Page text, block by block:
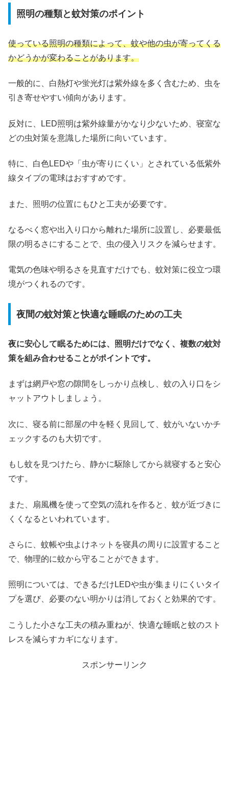
照明の種類と蚊対策のポイント
使っている照明の種類によって、蚊や他の虫が寄ってくる
かどうかが変わることがあります。
一般的に、白熱灯や蛍光灯は紫外線を多く含むため、虫を
引き寄せやすい傾向があります。
反対に、LED照明は紫外線量がかなり少ないため、寝室な
どの虫対策を意識した場所に向いています。
特に、白色LEDや「虫が寄りにくい」とされている低紫外
線タイプの電球はおすすめです。
また、照明の位置にもひと工夫が必要です。
なるべく窓や出入り口から離れた場所に設置し、必要最低
限の明るさにすることで、虫の侵入リスクを減らせます。
電気の色味や明るさを見直すだけでも、蚊対策に役立つ環
境がつくれるのです。
夜間の蚊対策と快適な睡眠のための工夫
夜に安心して眠るためには、照明だけでなく、複数の蚊対
策を組み合わせることがポイントです。
まずは網戸や窓の隙間をしっかり点検し、蚊の入り口をシ
ャットアウトしましょう。
次に、寝る前に部屋の中を軽く見回して、蚊がいないかチ
ェックするのも大切です。
もし蚊を見つけたら、静かに駆除してから就寝すると安心
です。
また、扇風機を使って空気の流れを作ると、蚊が近づきに
くくなるといわれています。
さらに、蚊帳や虫よけネットを寝具の周りに設置すること
で、物理的に蚊から守ることができます。
照明については、できるだけLEDや虫が集まりにくいタイ
プを選び、必要のない明かりは消しておくと効果的です。
こうした小さな工夫の積み重ねが、快適な睡眠と蚊のスト
レスを減らすカギになります。
スポンサーリンク